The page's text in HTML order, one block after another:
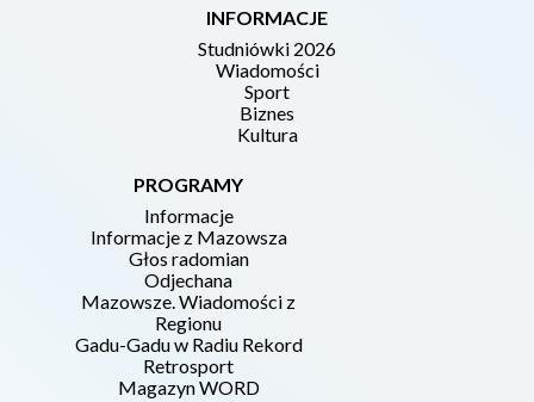
INFORMACJE
Studniówki 2026
Wiadomości
Sport
Biznes
Kultura
PROGRAMY
Informacje
Informacje z Mazowsza
Głos radomian
Odjechana
Mazowsze. Wiadomości z
Regionu
Gadu-Gadu w Radiu Rekord
Retrosport
Magazyn WORD